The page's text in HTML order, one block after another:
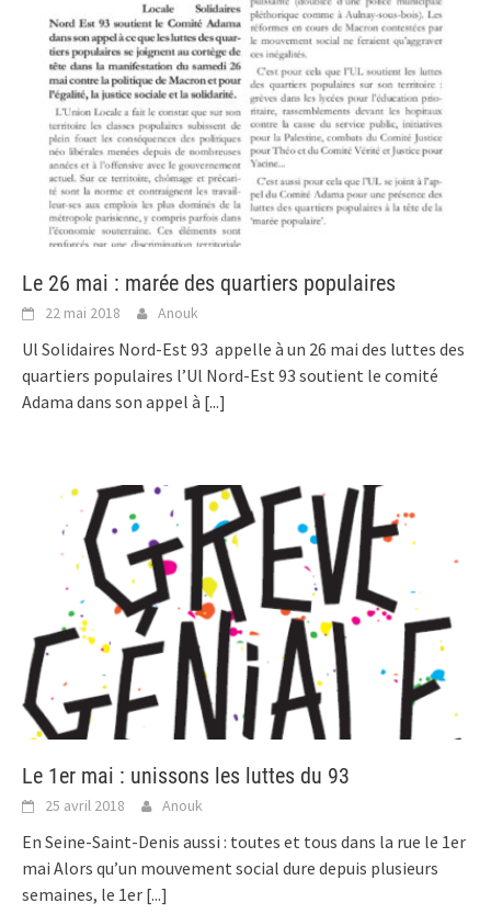
Le 26 mai : marée des quartiers populaires
22 mai 2018 Anouk
Ul Solidaires Nord-Est 93 appelle à un 26 mai des luttes des
quartiers populaires l’Ul Nord-Est 93 soutient le comité
Adama dans son appel à [...]
Le 1er mai : unissons les luttes du 93
25 avril 2018 Anouk
En Seine-Saint-Denis aussi : toutes et tous dans la rue le 1er
mai Alors qu’un mouvement social dure depuis plusieurs
semaines, le 1er [...]